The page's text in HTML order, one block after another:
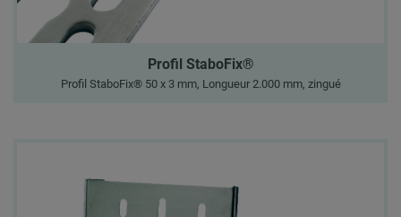
Profil StaboFix®
Profil StaboFix® 50 x 3 mm, Longueur 2.000 mm, zingué